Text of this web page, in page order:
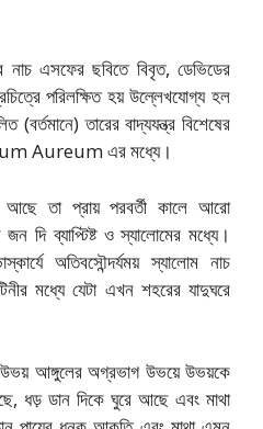
নাচ এসফের ছবিতে বিবৃত, ডেভিডের
পরিলক্ষিত হয় উল্লেখযোগ্য হল
(বর্তমানে) তারের বাদ্যযন্ত্র বিশেষের
Aureum এর মধ্যে।
আছে তা প্রায় পরবর্তী কালে আরো
দি ব্যাপ্টিষ্ট ও স্যালোমের মধ্যে।
অতিবসৌন্দর্যময় স্যালোম নাচ
মধ্যে যেটা এখন শহরের যাদুঘরে
আঙ্গুলের অগ্রভাগ উভয়ে উভয়কে
ধড় ডান দিকে ঘুরে আছে এবং মাথা